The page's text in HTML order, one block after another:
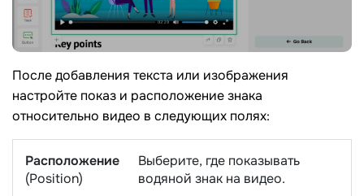
После добавления текста или изображения
настройте показ и расположение знака
относительно видео в следующих полях:
Расположение
(Position)
Выберите, где показывать
водяной знак на видео.